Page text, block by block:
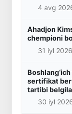
4 avg
Ahadjon
chempioni
31 iyl
sertifikat
tartibi
30 iyl